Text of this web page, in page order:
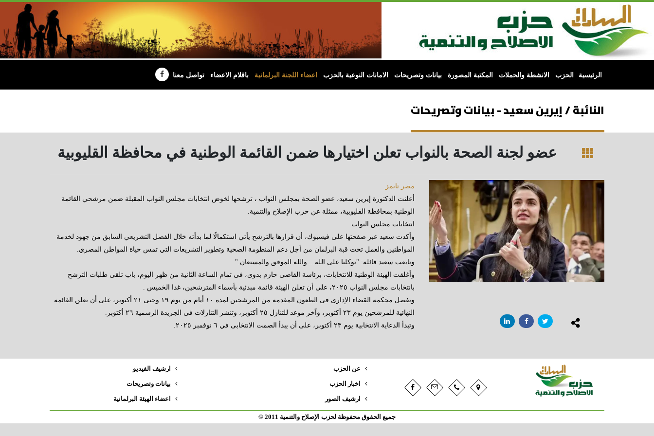
الرئيسية الحزب الانشطة والحملات المكتبة المصورة بيانات وتصريحات الامانات النوعية بالحزب اعضاء اللجنة البرلمانية باقلام الاعضاء تواصل معنا
النائبة / إيرين سعيد - بيانات وتصريحات
عضو لجنة الصحة بالنواب تعلن اختيارها ضمن القائمة الوطنية في محافظة القليوبية
مصر تايمز
أعلنت الدكتورة إيرين سعيد، عضو الصحة بمجلس النواب ، ترشحها لخوض انتخابات مجلس النواب المقبلة ضمن مرشحي القائمة
الوطنية بمحافظة القليوبية، ممثلة عن حزب الإصلاح والتنمية.
انتخابات مجلس النواب
وأكدت سعيد عبر صفحتها على فيسبوك، أن قرارها بالترشح يأتي استكمالًا لما بدأته خلال الفصل التشريعي السابق من جهود لخدمة
المواطنين والعمل تحت قبة البرلمان من أجل دعم المنظومة الصحية وتطوير التشريعات التي تمس حياة المواطن المصري.
وتابعت سعيد قائلة: "توكلنا على الله... والله الموفق والمستعان."
وأغلقت الهيئة الوطنية للانتخابات، برئاسة القاضى حازم بدوى، فى تمام الساعة الثانية من ظهر اليوم، باب تلقى طلبات الترشح
بانتخابات مجلس النواب ٢٠٢٥، على أن تعلن الهيئة قائمة مبدئية بأسماء المترشحين، غدا الخميس .
وتفصل محكمة القضاء الإدارى فى الطعون المقدمة من المرشحين لمدة ١٠ أيام من يوم ١٩ وحتى ٢١ أكتوبر، على أن تعلن القائمة
النهائية للمرشحين يوم ٢٣ أكتوبر، وآخر موعد للتنازل ٢٥ أكتوبر، وتنشر التنازلات فى الجريدة الرسمية ٢٦ أكتوبر.
وتبدأ الدعاية الانتخابية يوم ٢٣ أكتوبر، على أن يبدأ الصمت الانتخابى في ٦ نوفمبر ٢٠٢٥.
عن الحزب
اخبار الحزب
ارشيف الصور
ارشيف الفيديو
بيانات وتصريحات
اعضاء الهيئة البرلمانية
جميع الحقوق محفوظة لحزب الإصلاح والتنمية 2011 ©